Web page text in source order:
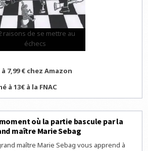
raisons de se mettre au
échecs
7,99 € chez Amazon
à 13€ à la FNAC
où la partie bascule par la
maître Marie Sebag
maître Marie Sebag vous apprend à